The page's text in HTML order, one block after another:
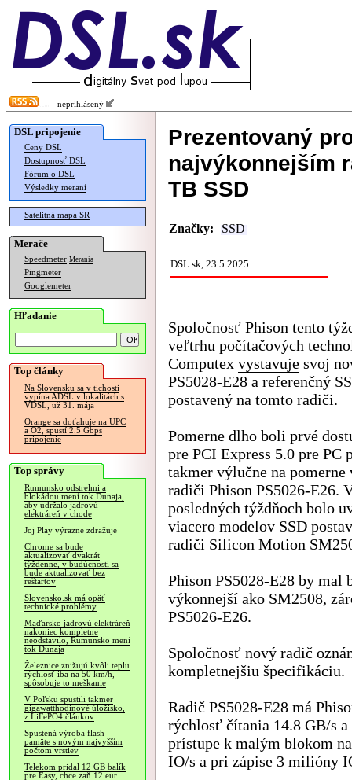
neprihlásený
DSL pripojenie
Ceny DSL
Dostupnosť DSL
Fórum o DSL
Výsledky meraní
Satelitná mapa SR
Merače
Speedmeter Merania
Pingmeter
Googlemeter
Hľadanie
Top články
Na Slovensku sa v tichosti
vypína ADSL v lokalitách s
VDSL, už 31. mája
Orange sa doťahuje na UPC
a O2, spustí 2.5 Gbps
pripojenie
Top správy
Rumunsko odstrelmi a
blokádou mení tok Dunaja,
aby udržalo jadrovú
elektráreň v chode
Joj Play výrazne zdražuje
Chrome sa bude
aktualizovať dvakrát
týždenne, v budúcnosti sa
bude aktualizovať bez
reštartov
Slovensko.sk má opäť
technické problémy
Maďarsko jadrovú elektráreň
nakoniec kompletne
neodstavilo, Rumunsko mení
tok Dunaja
Železnice znižujú kvôli teplu
rýchlosť iba na 50 km/h,
spôsobuje to meškanie
V Poľsku spustili takmer
gigawatthodinové úložisko,
z LiFePO4 článkov
Spustená výroba flash
pamäte s novým najvyšším
počtom vrstiev
Telekom pridal 12 GB balík
pre Easy, chce zaň 12 eur
Prezentovaný
najvýkonnejším
TB SSD
Značky: SSD
DSL.sk, 23.5.2025
Spoločnosť Phison tento
veľtrhu počítačových
Computex vystavuje svoj
PS5028-E28 a referenčný
postavený na tomto radiči.
Pomerne dlho boli prvé
pre PCI Express 5.0 pre PC
takmer výlučne na pomerne
radiči Phison PS5026-E26.
posledných týždňoch bolo
viacero modelov SSD
radiči Silicon Motion
Phison PS5028-E28 by
výkonnejší ako SM2508,
PS5026-E26.
Spoločnosť nový radič
kompletnejšiu špecifikáciu.
Radič PS5028-E28 má
rýchlosť čítania 14.8 GB/s
prístupe k malým blokom
IO/s a pri zápise 3 milióny